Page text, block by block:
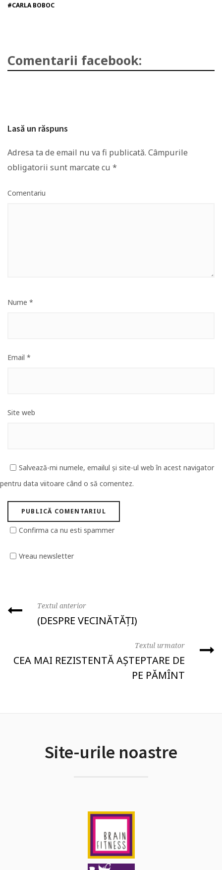
#CARLA BOBOC
Comentarii facebook:
Lasă un răspuns
Adresa ta de email nu va fi publicată. Câmpurile
obligatorii sunt marcate cu *
Comentariu
Nume *
Email *
Site web
Salvează-mi numele, emailul și site-ul web în acest navigator
pentru data viitoare când o să comentez.
Confirma ca nu esti spammer
Vreau newsletter
Textul anterior
(DESPRE VECINĂTĂȚI)
Textul urmator
CEA MAI REZISTENTĂ AȘTEPTARE DE
PE PĂMÎNT
Site-urile noastre